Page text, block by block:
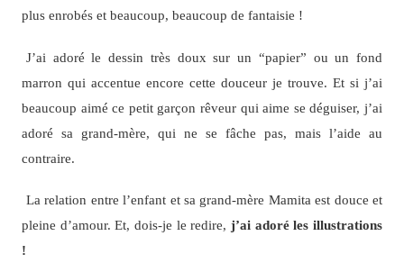
plus enrobés et beaucoup, beaucoup de fantaisie !
J’ai adoré le dessin très doux sur un “papier” ou un fond
marron qui accentue encore cette douceur je trouve. Et si j’ai
beaucoup aimé ce petit garçon rêveur qui aime se déguiser, j’ai
adoré sa grand-mère, qui ne se fâche pas, mais l’aide au
contraire.
La relation entre l’enfant et sa grand-mère Mamita est douce et
pleine d’amour. Et, dois-je le redire,j’ai adoré les illustrations
!